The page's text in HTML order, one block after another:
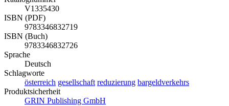
V1335430
ISBN (PDF)
9783346832719
ISBN (Buch)
9783346832726
Sprache
Deutsch
Schlagworte
österreich gesellschaft reduzierung bargeldverkehrs
Produktsicherheit
GRIN Publishing GmbH